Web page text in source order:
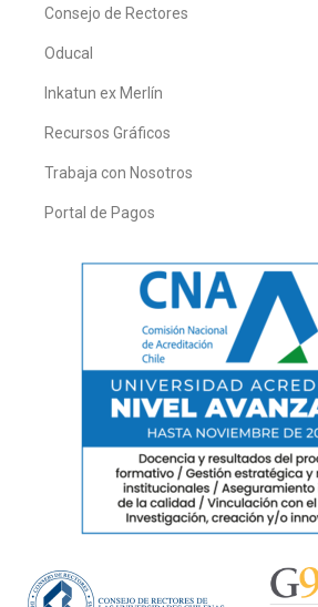
Consejo de Rectores
Oducal
Inkatun ex Merlín
Recursos Gráficos
Trabaja con Nosotros
Portal de Pagos